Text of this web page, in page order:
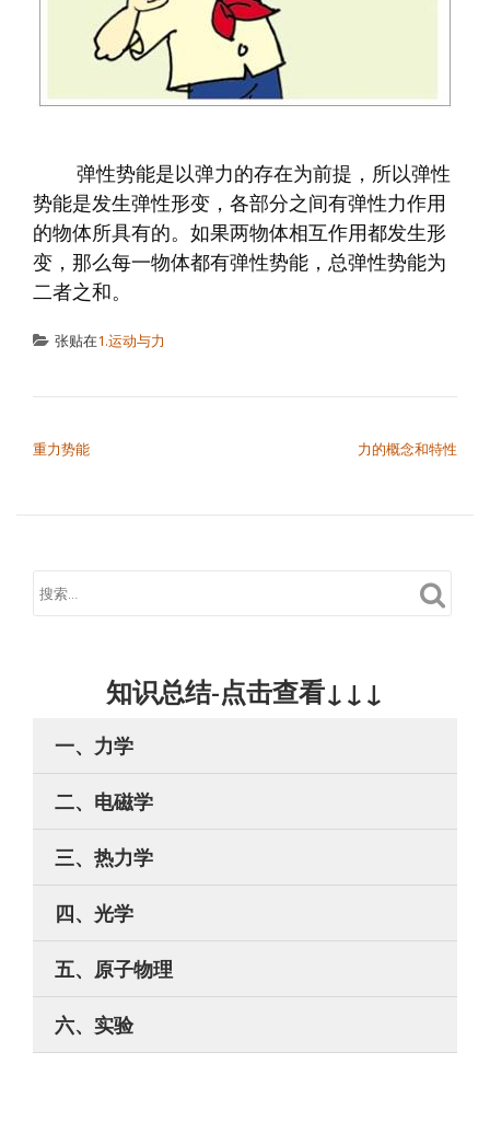
弹性势能是以弹力的存在为前提，所以弹性
势能是发生弹性形变，各部分之间有弹性力作用
的物体所具有的。如果两物体相互作用都发生形
变，那么每一物体都有弹性势能，总弹性势能为
二者之和。
张贴在1.运动与力
重力势能 力的概念和特性
知识总结-点击查看↓↓↓
一、力学
二、电磁学
三、热力学
四、光学
五、原子物理
六、实验